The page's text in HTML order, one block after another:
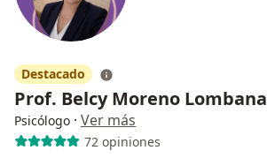
Destacado
Prof. Belcy Moreno Lombana
Psicólogo · Ver más
72 opiniones